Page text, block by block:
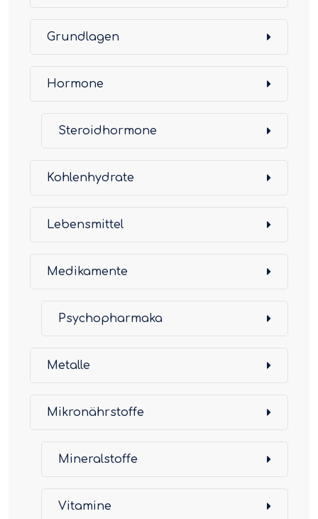
Grundlagen
Hormone
Steroidhormone
Kohlenhydrate
Lebensmittel
Medikamente
Psychopharmaka
Metalle
Mikronährstoffe
Mineralstoffe
Vitamine